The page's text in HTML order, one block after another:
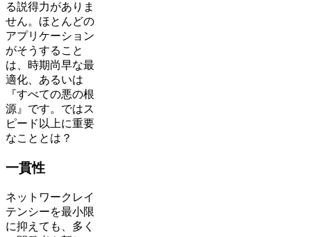
る説得力がありま
せん。ほとんどの
アプリケーション
がそうすること
は、時期尚早な最
適化、あるいは
『すべての悪の根
源』です。ではス
ピード以上に重要
なこととは？
一貫性
ネットワークレイ
テンシーを最小限
に抑えても、多く